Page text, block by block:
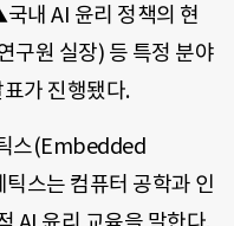
내 AI 윤리 정책의 현
구원 실장) 등 특정 분야
가 진행됐다.
스(Embedded
스는 컴퓨터 공학과 인